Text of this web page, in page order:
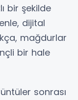
bir şekilde
dijital
mağdurlar
bir hale
sonrası